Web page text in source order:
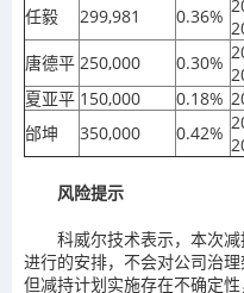
任毅 299,981 0.36%
唐德平 250,000 0.30%
夏亚平 150,000 0.18%
邰坤
350,000 0.42%
风险提示
科威尔技术表示，本次
进行的安排，不会对公司治
但减持计划实施存在不确定